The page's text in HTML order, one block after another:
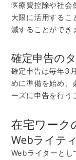
医療費控除や社会
大限に活用するこ
減することができ
確定申告の
確定申告は毎年3
めに準備を始め、
ーズに申告を行う
在宅ワーク
Webライテ
Webライターとし